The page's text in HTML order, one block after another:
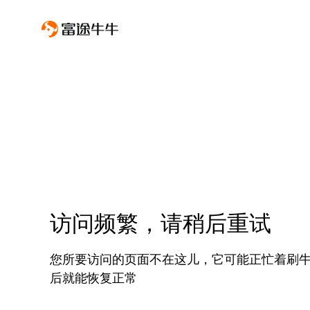
访问频繁，请稍后重试
您所要访问的页面不在这儿，它可能正忙着刷
后就能恢复正常